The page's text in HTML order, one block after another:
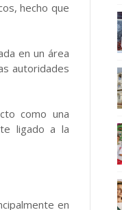
hecho que
en un área
autoridades
como una
ligado a la
en